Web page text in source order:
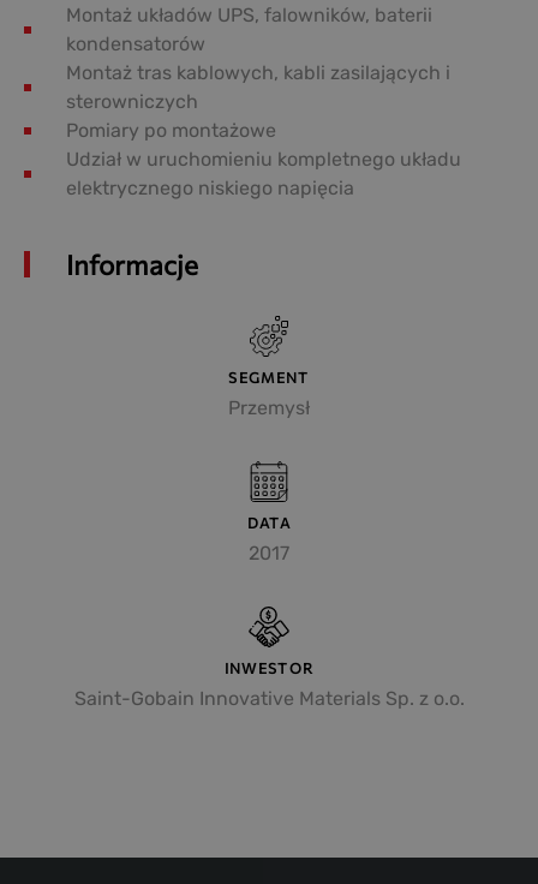
Montaż układów UPS, falowników, baterii
kondensatorów
Montaż tras kablowych, kabli zasilających i
sterowniczych
Pomiary po montażowe
Udział w uruchomieniu kompletnego układu
elektrycznego niskiego napięcia
Informacje
SEGMENT
Przemysł
DATA
2017
INWESTOR
Saint-Gobain Innovative Materials Sp. z o.o.